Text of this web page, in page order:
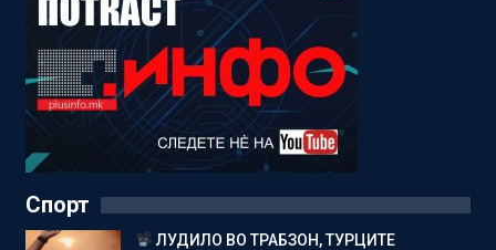
Спорт
ЛУДИЛО ВО ТРАБЗОН, ТУРЦИТЕ